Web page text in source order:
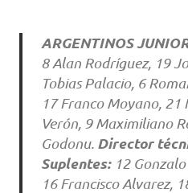
ARGENTINOS
8 Alan Rodríguez, 19
Tobias Palacio, 6
17 Franco Moyano, 21
Verón, 9 Maximiliano
Godonu.Director
Suplentes:12 Gonzalo
16 Francisco Alvarez,